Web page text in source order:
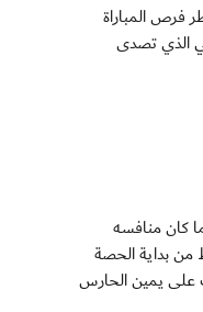
فرص المباراة
الذي تصدى
كان منافسه
بداية الحصة
على يمين الحارس